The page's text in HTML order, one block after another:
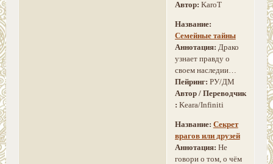
Автор: KaroT
Название:
Семейные тайны
Аннотация: Драко
узнает правду о
своем наследии…
Пейринг: РУ/ДМ
Автор / Переводчик
: Keara/Infiniti
Название: Секрет
врагов или друзей
Аннотация: Не
говори о том, о чём